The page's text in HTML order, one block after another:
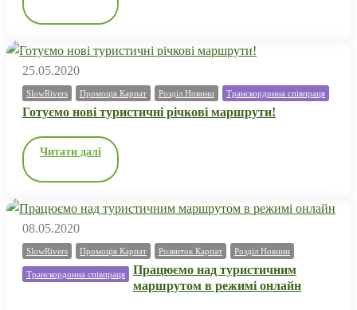
25.05.2020
SlowRivers Промоція Карпат Розділ Новини Транскордонна співпраця
Готуємо нові туристичні річкові маршрути!
Читати далі
08.05.2020
SlowRivers Промоція Карпат Розвиток Карпат Розділ Новини
Транскордонна співпраця
Працюємо над туристичним
маршрутом в режимі онлайн